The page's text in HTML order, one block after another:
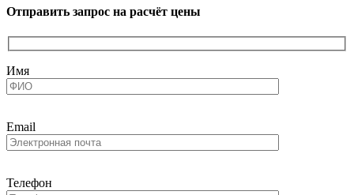
Отправить запрос на расчёт цены
Имя
Email
Телефон